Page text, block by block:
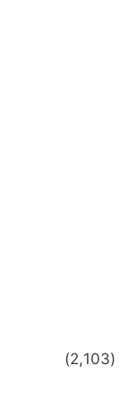
(2,103)